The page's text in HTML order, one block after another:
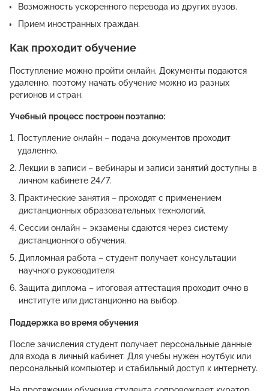
Возможность ускоренного перевода из других вузов.
Прием иностранных граждан.
Как проходит обучение
Поступление можно пройти онлайн. Документы подаются
удаленно, поэтому начать обучение можно из разных
регионов и стран.
Учебный процесс построен поэтапно:
Поступление онлайн – подача документов проходит
удаленно.
Лекции в записи – вебинары и записи занятий доступны в
личном кабинете 24/7.
Практические занятия – проходят с применением
дистанционных образовательных технологий.
Сессии онлайн – экзамены сдаются через систему
дистанционного обучения.
Дипломная работа – студент получает консультации
научного руководителя.
Защита диплома – итоговая аттестация проходит очно в
институте или дистанционно на выбор.
Поддержка во время обучения
После зачисления студент получает персональные данные
для входа в личный кабинет. Для учебы нужен ноутбук или
персональный компьютер и стабильный доступ к интернету.